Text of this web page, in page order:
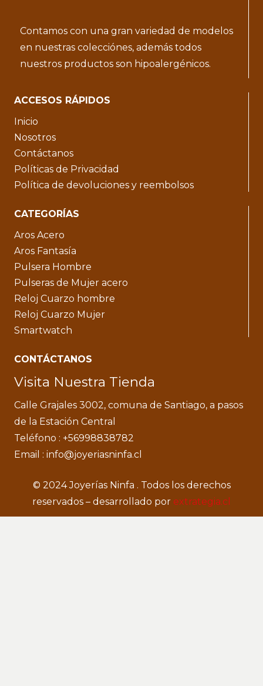
Contamos con una gran variedad de modelos
en nuestras colecciónes, además todos
nuestros productos son hipoalergénicos.
ACCESOS RÁPIDOS
Inicio
Nosotros
Contáctanos
Políticas de Privacidad
Política de devoluciones y reembolsos
CATEGORÍAS
Aros Acero
Aros Fantasía
Pulsera Hombre
Pulseras de Mujer acero
Reloj Cuarzo hombre
Reloj Cuarzo Mujer
Smartwatch
CONTÁCTANOS
Visita Nuestra Tienda
Calle Grajales 3002, comuna de Santiago, a pasos
de la Estación Central
Teléfono : +56998838782
Email : info@joyeriasninfa.cl
© 2024 Joyerías Ninfa . Todos los derechos
reservados – desarrollado por extrategia.cl